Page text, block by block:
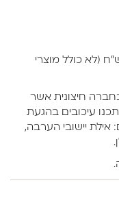
עד הבית חינם בקניה מעל 399 ש״ח (לא כולל מוצרי
חיצונית אשר
עיכובים בהגעת
אילת יישובי הערבה,